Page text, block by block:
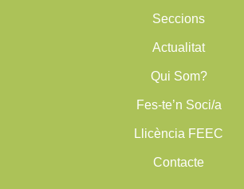
Seccions
Actualitat
Qui Som?
Fes-te’n Soci/a
Llicència FEEC
Contacte